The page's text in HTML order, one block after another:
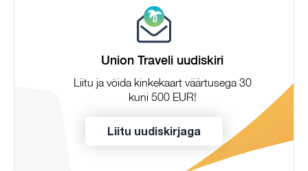
Union Traveli uudiskiri
Liitu ja võida kinkekaart väärtusega 30
kuni 500 EUR!
Liitu uudiskirjaga